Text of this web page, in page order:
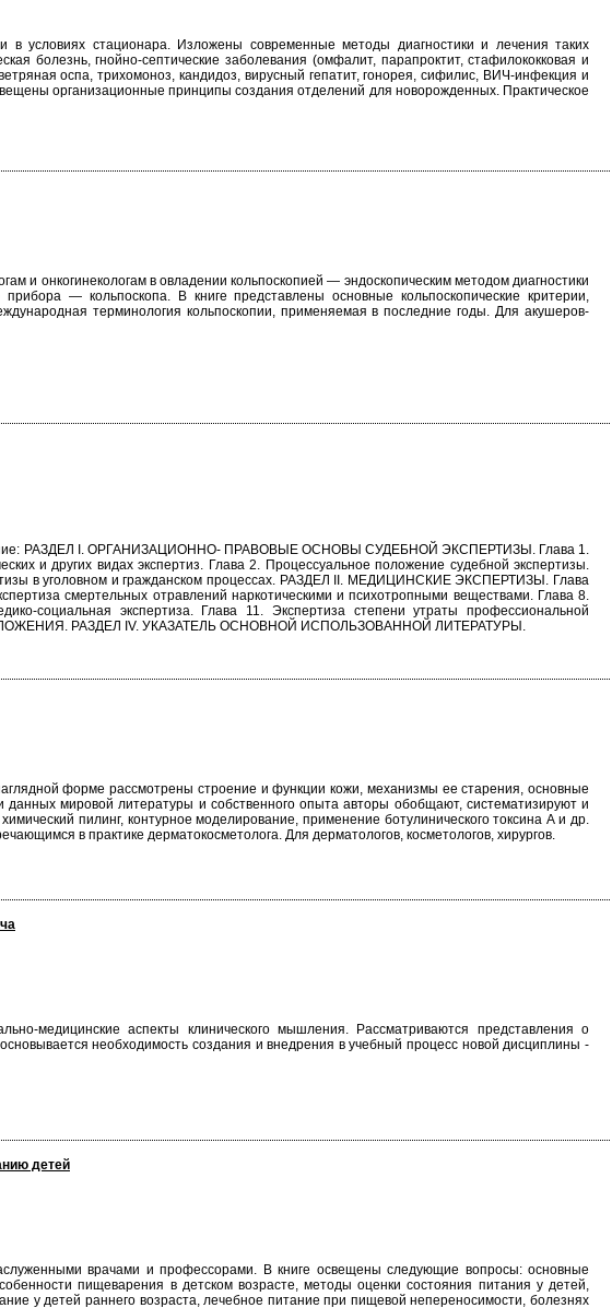
условиях стационара. Изложены современные методы диагностики и лечения таких
болезнь, гнойно-септические заболевания (омфалит, парапроктит, стафилококковая и
оспа, трихомоноз, кандидоз, вирусный гепатит, гонорея, сифилис, ВИЧ-инфекция и
организационные принципы создания отделений для новорожденных. Практическое
и онкогинекологам в овладении кольпоскопией — эндоскопическим методом диагностики
— кольпоскопа. В книге представлены основные кольпоскопические критерии,
терминология кольпоскопии, применяемая в последние годы. Для акушеров-
РАЗДЕЛ I. ОРГАНИЗАЦИОННО- ПРАВОВЫЕ ОСНОВЫ СУДЕБНОЙ ЭКСПЕРТИЗЫ. Глава 1.
и других видах экспертиз. Глава 2. Процессуальное положение судебной экспертизы.
в уголовном и гражданском процессах. РАЗДЕЛ II. МЕДИЦИНСКИЕ ЭКСПЕРТИЗЫ. Глава
смертельных отравлений наркотическими и психотропными веществами. Глава 8.
социальная экспертиза. Глава 11. Экспертиза степени утраты профессиональной
ПРИЛОЖЕНИЯ. РАЗДЕЛ IV. УКАЗАТЕЛЬ ОСНОВНОЙ ИСПОЛЬЗОВАННОЙ ЛИТЕРАТУРЫ.
форме рассмотрены строение и функции кожи, механизмы ее старения, основные
мировой литературы и собственного опыта авторы обобщают, систематизируют и
пилинг, контурное моделирование, применение ботулинического токсина А и др.
в практике дерматокосметолога. Для дерматологов, косметологов, хирургов.
медицинские аспекты клинического мышления. Рассматриваются представления о
необходимость создания и внедрения в учебный процесс новой дисциплины -
детей
врачами и профессорами. В книге освещены следующие вопросы: основные
пищеварения в детском возрасте, методы оценки состояния питания у детей,
у детей раннего возраста, лечебное питание при пищевой непереносимости, болезнях